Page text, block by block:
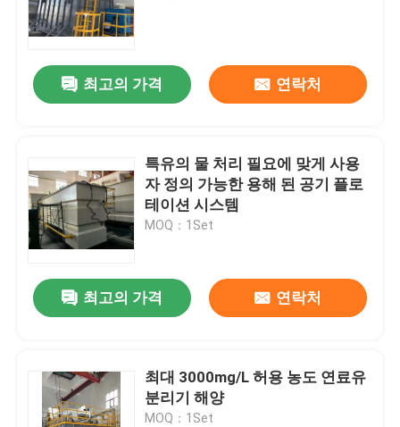
제품
비디오
회사 소개
품질 관리
최고의 가격 연락처
특유의 물 처리 필요에 맞게 사용
자 정의 가능한 용해 된 공기 플로
테이션 시스템
MOQ：1Set
최고의 가격 연락처
최대 3000mg/L 허용 농도 연료유
분리기 해양
MOQ：1Set